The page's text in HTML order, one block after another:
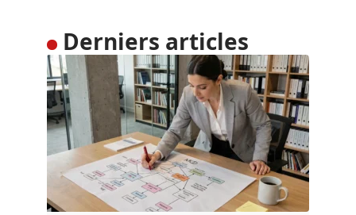
Derniers articles